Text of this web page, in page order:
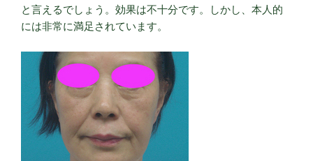
と言えるでしょう。効果は不十分です。しかし、本人的
には非常に満足されています。